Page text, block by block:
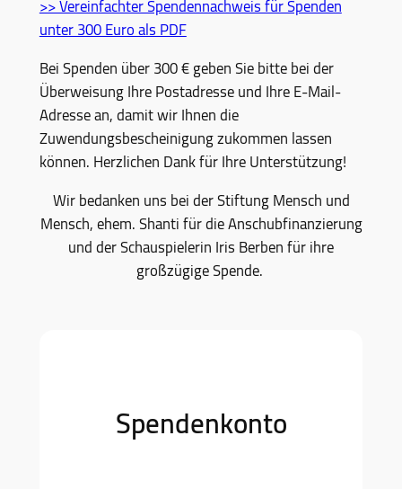
>> Vereinfachter Spendennachweis für Spenden
unter 300 Euro als PDF
Bei Spenden über 300 € geben Sie bitte bei der
Überweisung Ihre Postadresse und Ihre E-Mail-
Adresse an, damit wir Ihnen die
Zuwendungsbescheinigung zukommen lassen
können. Herzlichen Dank für Ihre Unterstützung!
Wir bedanken uns bei der Stiftung Mensch und
Mensch, ehem. Shanti für die Anschubfinanzierung
und der Schauspielerin Iris Berben für ihre
großzügige Spende.
Spendenkonto